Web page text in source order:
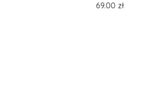
69.00 zł